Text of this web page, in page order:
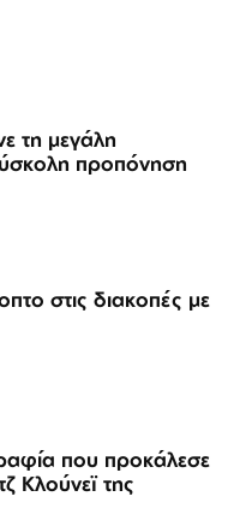
τη μεγάλη
προπόνηση
στις διακοπές με
που προκάλεσε
Κλούνεϊ της